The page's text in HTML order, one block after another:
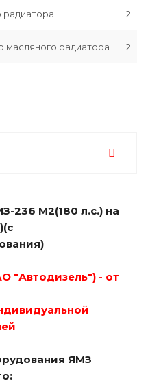
радиатора 2
масляного радиатора 2
236 М2(180 л.с.) на
"Автодизель") - от
ЯМЗ